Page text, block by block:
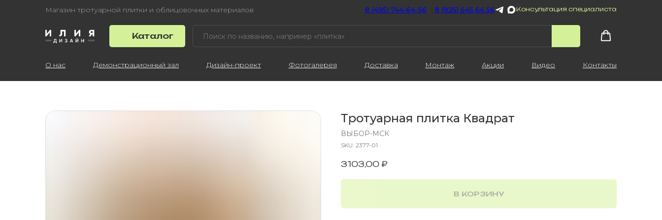
Магазин тротуарной плитки и облицовочных материалов 8 (495) 744-64-56 8 (925) 645 64 56 Консультация специалиста
Каталог
О нас Демонстрационный зал Дизайн-проект Фотогалерея Доставка Монтаж Акции Видео Контакты
Тротуарная плитка Квадрат
ВЫБОР-МСК
SKU: 2377-01
3103,00 ₽
В КОРЗИНУ